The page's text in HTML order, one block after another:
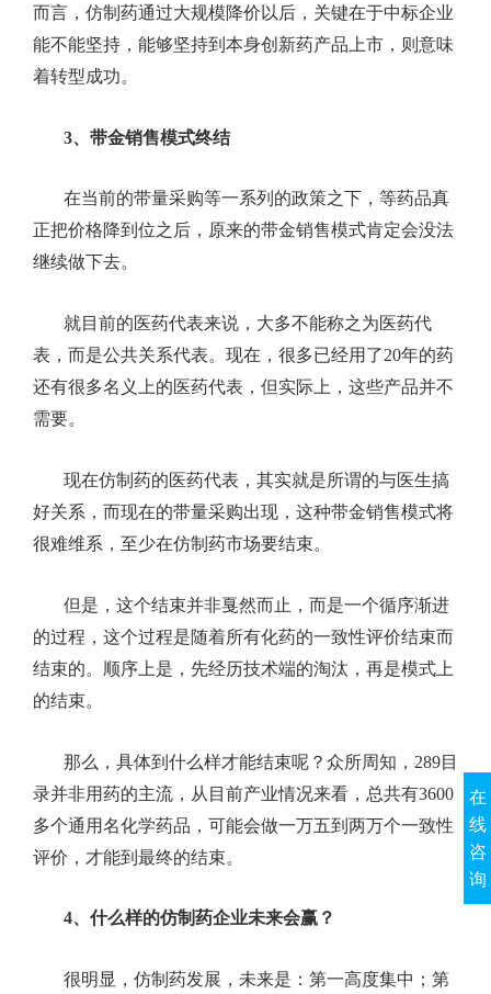
而言，仿制药通过大规模降价以后，关键在于中标企业
能不能坚持，能够坚持到本身创新药产品上市，则意味
着转型成功。
3、 带金销售模式终结
在当前的带量采购等一系列的政策之下，等药品真
正把价格降到位之后，原来的带金销售模式肯定会没法
继续做下去。
就目前的医药代表来说，大多不能称之为医药代
表，而是公共关系代表。现在，很多已经用了20年的药
还有很多名义上的医药代表，但实际上，这些产品并不
需要。
现在仿制药的医药代表，其实就是所谓的与医生搞
好关系，而现在的带量采购出现，这种带金销售模式将
很难维系，至少在仿制药市场要结束。
但是，这个结束并非戛然而止，而是一个循序渐进
的过程，这个过程是随着所有化药的一致性评价结束而
结束的。顺序上是，先经历技术端的淘汰，再是模式上
的结束。
那么，具体到什么样才能结束呢？众所周知， 289目
录并非用药的主流，从目前产业情况来看，总共有3600
多个通用名化学药品，可能会做一万五到两万个一致性
评价，才能到最终的结束。
4、 什么样的仿制药企业未来会赢？
很明显，仿制药发展，未来是：第一高度集中；第
在
线
咨
询